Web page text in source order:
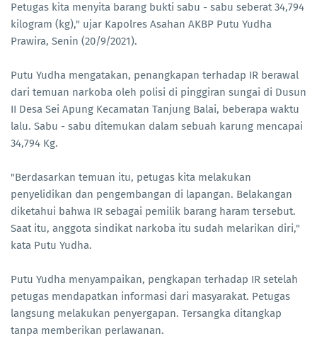
Petugas kita menyita barang bukti sabu - sabu seberat 34,794
kilogram (kg)," ujar Kapolres Asahan AKBP Putu Yudha
Prawira, Senin (20/9/2021).
Putu Yudha mengatakan, penangkapan terhadap IR berawal
dari temuan narkoba oleh polisi di pinggiran sungai di Dusun
II Desa Sei Apung Kecamatan Tanjung Balai, beberapa waktu
lalu. Sabu - sabu ditemukan dalam sebuah karung mencapai
34,794 Kg.
"Berdasarkan temuan itu, petugas kita melakukan
penyelidikan dan pengembangan di lapangan. Belakangan
diketahui bahwa IR sebagai pemilik barang haram tersebut.
Saat itu, anggota sindikat narkoba itu sudah melarikan diri,"
kata Putu Yudha.
Putu Yudha menyampaikan, pengkapan terhadap IR setelah
petugas mendapatkan informasi dari masyarakat. Petugas
langsung melakukan penyergapan. Tersangka ditangkap
tanpa memberikan perlawanan.